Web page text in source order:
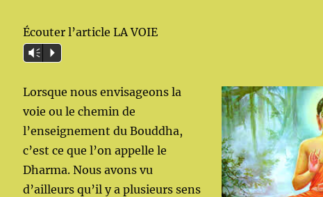
Écouter l’article LA VOIE
Vm P
Lorsque nous envisageons la
voie ou le chemin de
l’enseignement du Bouddha,
c’est ce que l’on appelle le
Dharma. Nous avons vu
d’ailleurs qu’il y a plusieurs sens